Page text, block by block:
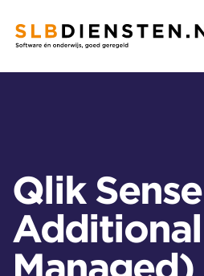
SLBdiensten / Alle licenties /
Qlik